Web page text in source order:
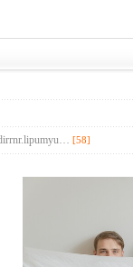
[58]